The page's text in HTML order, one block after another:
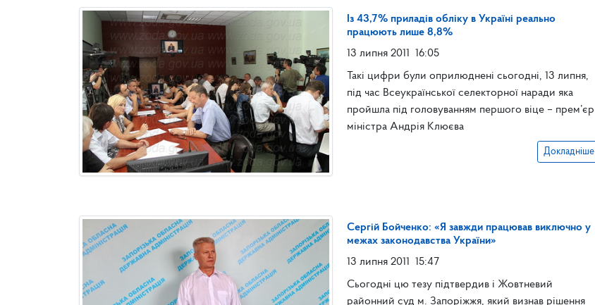
Із 43,7% приладів обліку в Україні реально
працюють лише 8,8%
13 липня 2011
16:05
Такі цифри були оприлюднені сьогодні, 13 липня,
під час Всеукраїнської селекторної наради яка
пройшла під головуванням першого віце – прем’єр
міністра Андрія Клюєва
Докладніше
Сергій Бойченко: «Я завжди працював виключно у
межах законодавства України»
13 липня 2011
15:47
Сьогодні цю тезу підтвердив і Жовтневий
районний суд м. Запоріжжя, який визнав рішення